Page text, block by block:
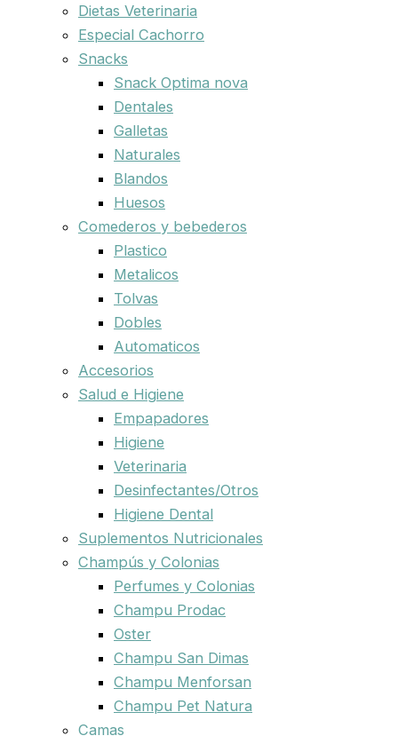
Dietas Veterinaria
Especial Cachorro
Snacks
Snack Optima nova
Dentales
Galletas
Naturales
Blandos
Huesos
Comederos y bebederos
Plastico
Metalicos
Tolvas
Dobles
Automaticos
Accesorios
Salud e Higiene
Empapadores
Higiene
Veterinaria
Desinfectantes/Otros
Higiene Dental
Suplementos Nutricionales
Champús y Colonias
Perfumes y Colonias
Champu Prodac
Oster
Champu San Dimas
Champu Menforsan
Champu Pet Natura
Camas